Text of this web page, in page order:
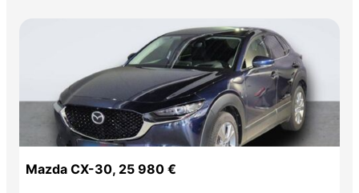
Mazda CX-30, 25 980 €